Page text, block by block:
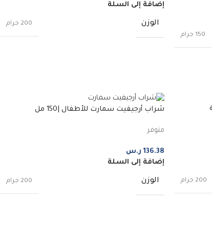
150 جرام
إضافة إلى السلة
الوزن 200 جرام
200 جرام
شراب أرجيفيت سمارت للأطفال |150 مل
متوفر
136.38 ر.س
إضافة إلى السلة
الوزن 200 جرام